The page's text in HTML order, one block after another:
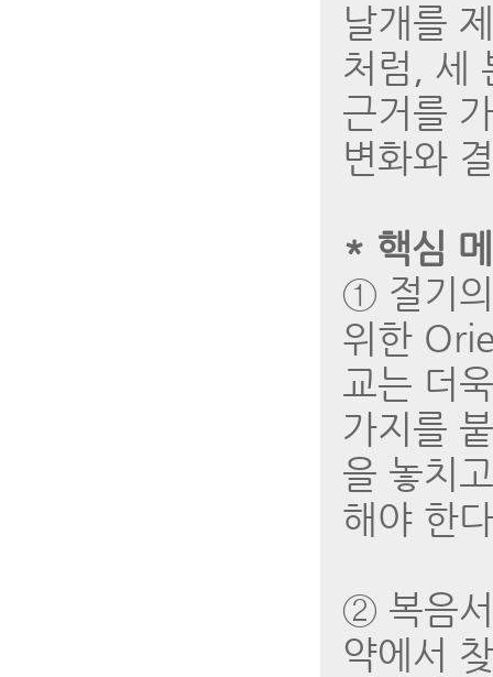
날개를
처럼, 세
근거를
변화와
* 핵심
① 절기
위한
교는 더
가지를
을 놓치
해야 한
② 복음
약에서